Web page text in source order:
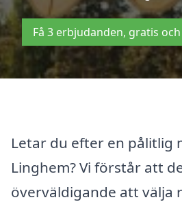
Få 3 erbjudanden, gratis
Letar du efter en pålitlig
Linghem? Vi förstår att
överväldigande att